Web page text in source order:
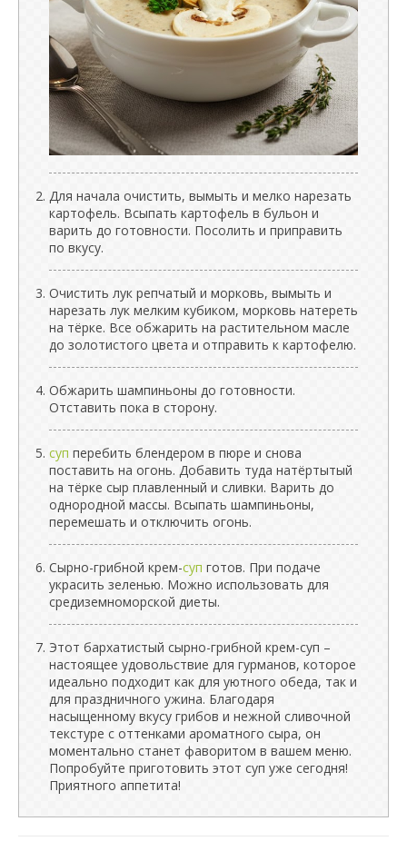
Для начала очистить, вымыть и мелко нарезать
картофель. Всыпать картофель в бульон и
варить до готовности. Посолить и приправить
по вкусу.
Очистить лук репчатый и морковь, вымыть и
нарезать лук мелким кубиком, морковь натереть
на тёрке. Все обжарить на растительном масле
до золотистого цвета и отправить к картофелю.
Обжарить шампиньоны до готовности.
Отставить пока в сторону.
суп перебить блендером в пюре и снова
поставить на огонь. Добавить туда натёртытый
на тёрке сыр плавленный и сливки. Варить до
однородной массы. Всыпать шампиньоны,
перемешать и отключить огонь.
Сырно-грибной крем-суп готов. При подаче
украсить зеленью. Можно использовать для
средиземноморской диеты.
Этот бархатистый сырно-грибной крем-суп –
настоящее удовольствие для гурманов, которое
идеально подходит как для уютного обеда, так и
для праздничного ужина. Благодаря
насыщенному вкусу грибов и нежной сливочной
текстуре с оттенками ароматного сыра, он
моментально станет фаворитом в вашем меню.
Попробуйте приготовить этот суп уже сегодня!
Приятного аппетита!